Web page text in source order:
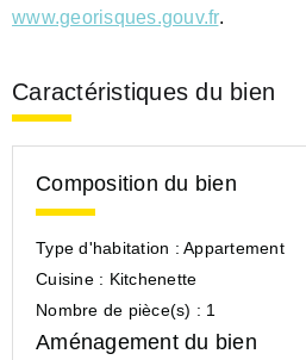
www.georisques.gouv.fr.
Caractéristiques du bien
Composition du bien
Type d'habitation : Appartement
Cuisine : Kitchenette
Nombre de pièce(s) : 1
Aménagement du bien